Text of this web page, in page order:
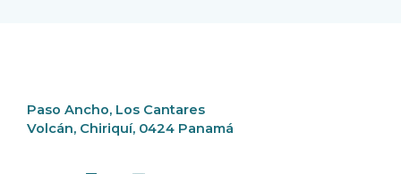
Paso Ancho, Los Cantares
Volcán, Chiriquí, 0424 Panamá